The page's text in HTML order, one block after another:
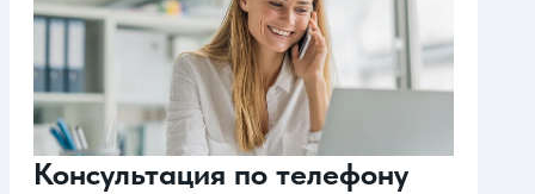
Консультация по телефону